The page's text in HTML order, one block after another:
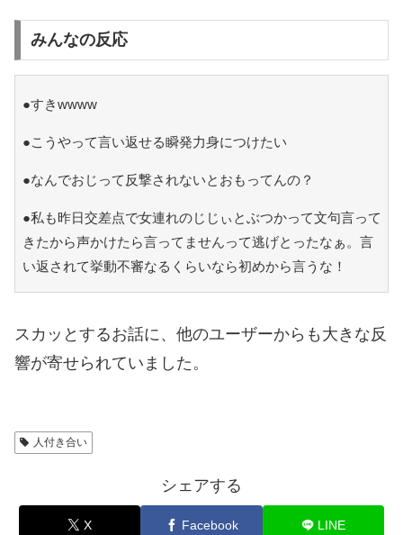
みんなの反応
●すきwwww
●こうやって言い返せる瞬発力身につけたい
●なんでおじって反撃されないとおもってんの？
●私も昨日交差点で女連れのじじぃとぶつかって文句言って
きたから声かけたら言ってませんって逃げとったなぁ。言
い返されて挙動不審なるくらいなら初めから言うな！
スカッとするお話に、他のユーザーからも大きな反
響が寄せられていました。
人付き合い
シェアする
X Facebook LINE